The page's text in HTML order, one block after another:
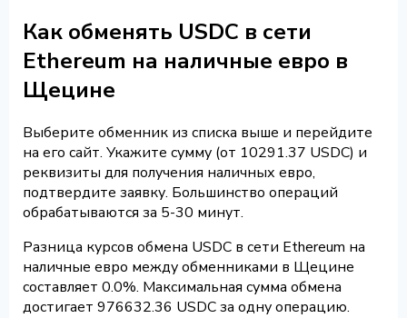
Как обменять USDC в сети
Ethereum на наличные евро в
Щецине
Выберите обменник из списка выше и перейдите
на его сайт. Укажите сумму (от 10291.37 USDC) и
реквизиты для получения наличных евро,
подтвердите заявку. Большинство операций
обрабатываются за 5-30 минут.
Разница курсов обмена USDC в сети Ethereum на
наличные евро между обменниками в Щецине
составляет 0.0%. Максимальная сумма обмена
достигает 976632.36 USDC за одну операцию.